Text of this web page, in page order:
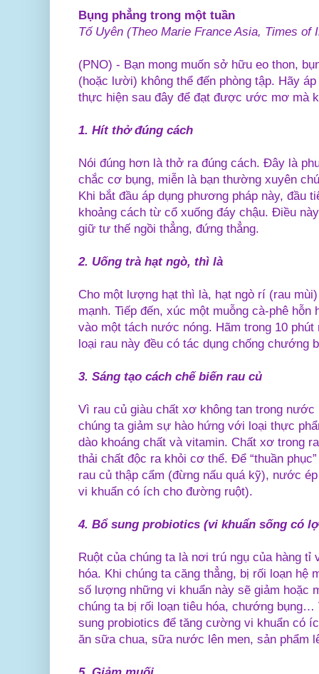
Bụng phẳng trong một tuần
Tố Uyên (Theo Marie France Asia, Times of
(PNO) - Bạn mong muốn sở hữu eo thon,
(hoặc lười) không thể đến phòng tập. Hãy
thực hiện sau đây để đạt được ước mơ mà
1. Hít thở đúng cách
Nói đúng hơn là thở ra đúng cách. Đây là
chắc cơ bụng, miễn là bạn thường xuyên
Khi bắt đầu áp dụng phương pháp này, đầu
khoảng cách từ cổ xuống đáy chậu. Điều
giữ tư thế ngồi thẳng, đứng thẳng.
2. Uống trà hạt ngò, thì là
Cho một lượng hạt thì là, hạt ngò rí (rau
mạnh. Tiếp đến, xúc một muỗng cà-phê
vào một tách nước nóng. Hãm trong 10
loại rau này đều có tác dụng chống chướng
3. Sáng tạo cách chế biến rau củ
Vì rau củ giàu chất xơ không tan trong nước
chúng ta giảm sự hào hứng với loại thực
dào khoáng chất và vitamin. Chất xơ trong
thải chất độc ra khỏi cơ thể. Để “thuần
rau củ thập cẩm (đừng nấu quá kỹ), nước
vi khuẩn có ích cho đường ruột).
4. Bổ sung probiotics (vi khuẩn sống có
Ruột của chúng ta là nơi trú ngụ của hàng tỉ
hóa. Khi chúng ta căng thẳng, bị rối loạn hệ
số lượng những vi khuẩn này sẽ giảm hoặc
chúng ta bị rối loạn tiêu hóa, chướng
sung probiotics để tăng cường vi khuẩn có
ăn sữa chua, sữa nước lên men, sản phẩm